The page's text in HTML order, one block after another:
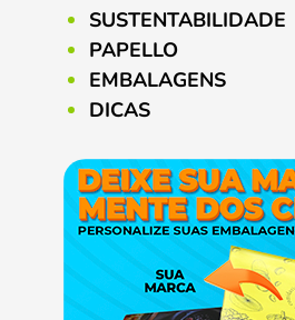
SUSTENTABILIDADE
PAPELLO
EMBALAGENS
DICAS